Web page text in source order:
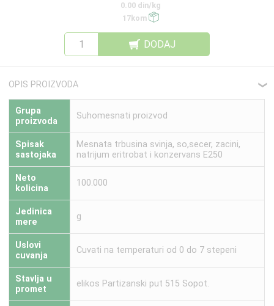
0.00 din/kg
17kom
DODAJ
OPIS PROIZVODA ❮
Grupa
proizvoda
Suhomesnati proizvod
Spisak
sastojaka
Mesnata trbusina svinja, so,secer, zacini,
natrijum eritrobat i konzervans E250
Neto
kolicina
100.000
Jedinica
mere
g
Uslovi
cuvanja
Cuvati na temperaturi od 0 do 7 stepeni
Stavlja u
promet
elikos Partizanski put 515 Sopot.